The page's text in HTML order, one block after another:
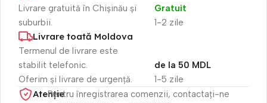
Livrare gratuită în Chișinău și
suburbii.
1-2 zile
Gratuit
Livrare toată Moldova
Termenul de livrare este
stabilit telefonic.
Oferim și livrare de urgență.
1-5 zile
de la 50 MDL
Atenție​Pentru înregistrarea comenzii, contactați-ne